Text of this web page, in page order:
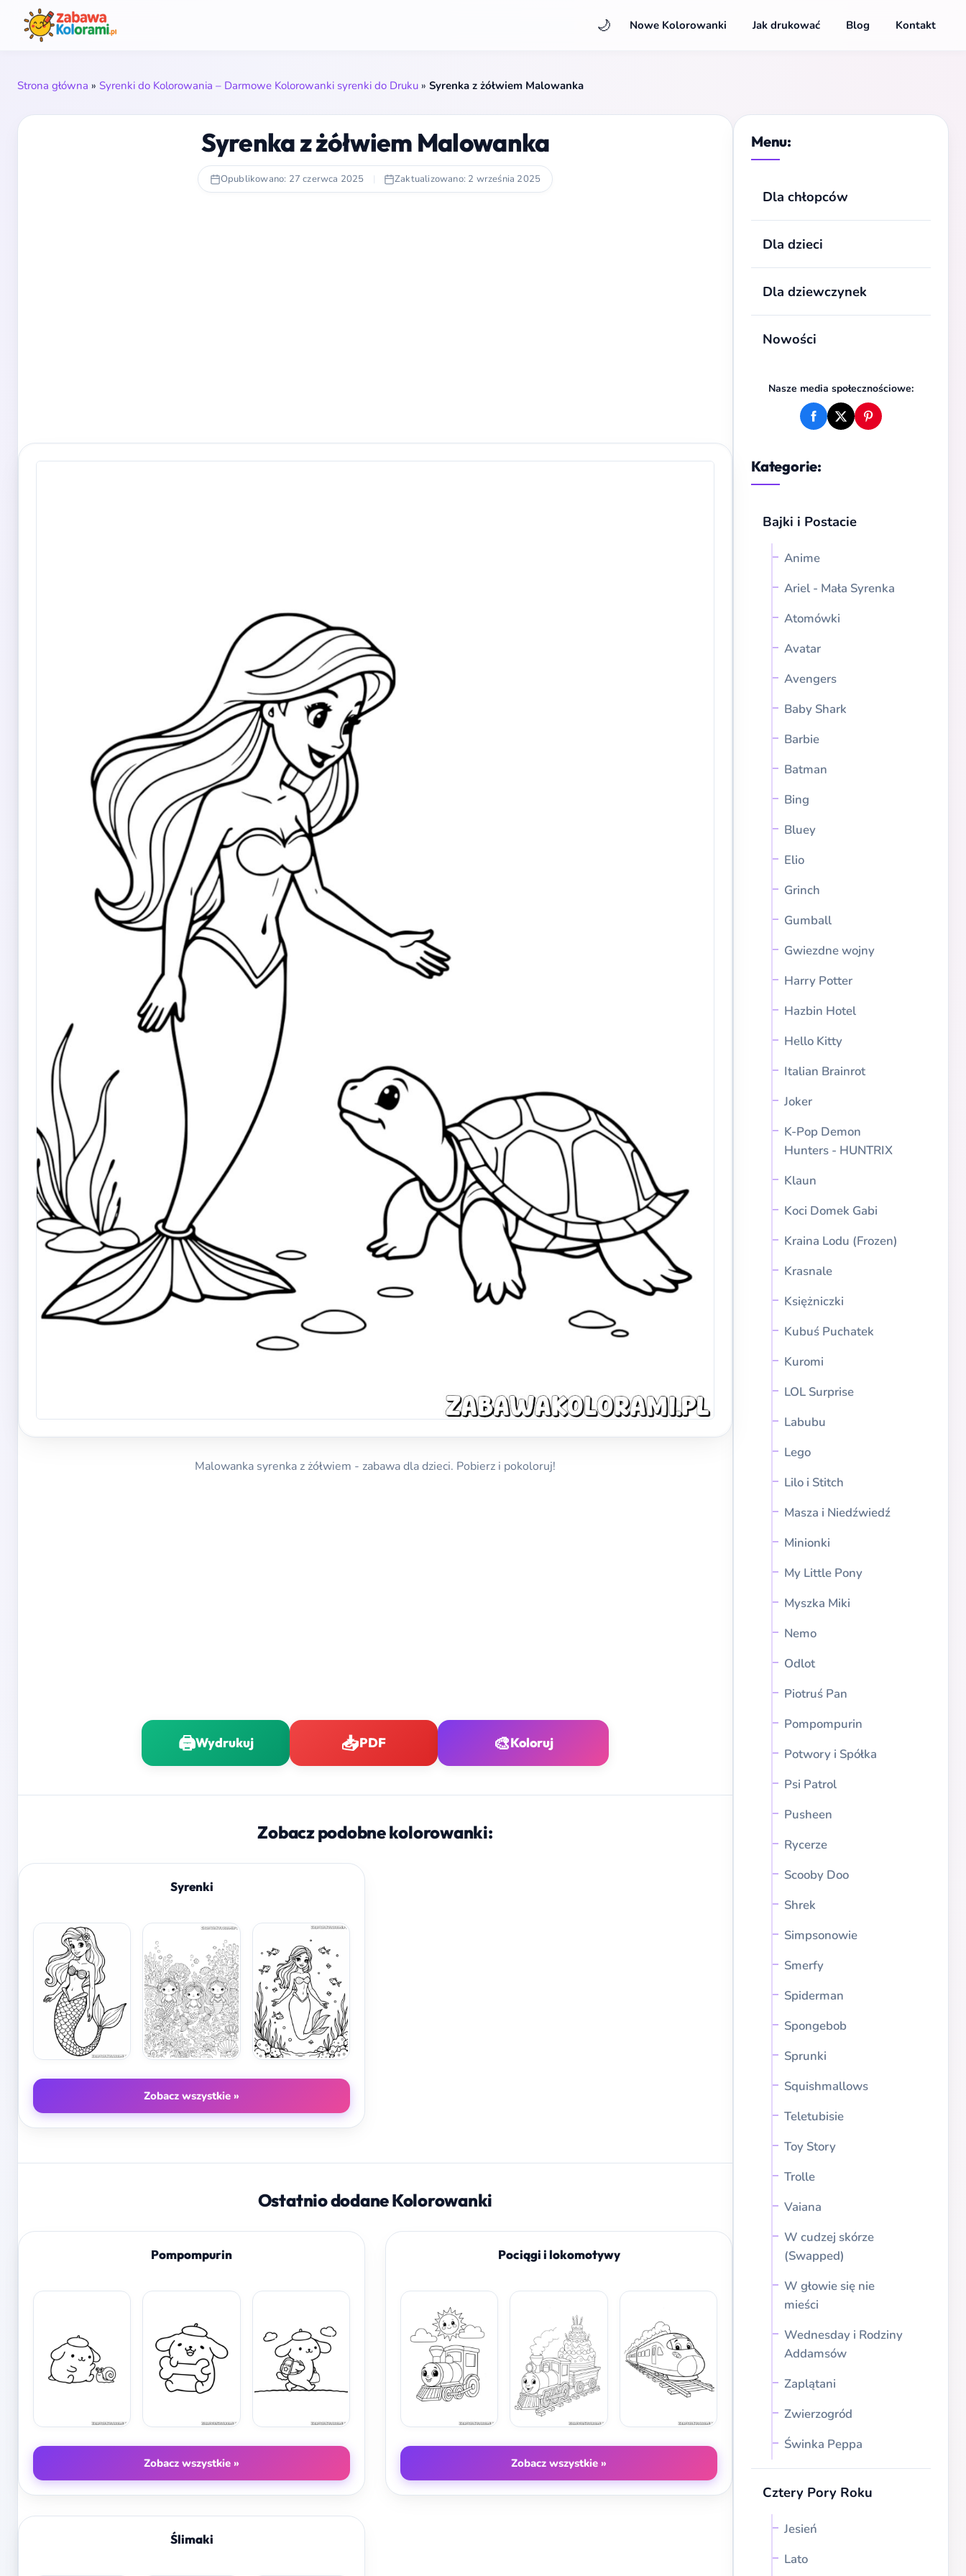
🌙 Nowe Kolorowanki Jak drukować Blog Kontakt
Strona główna » Syrenki do Kolorowania – Darmowe Kolorowanki syrenki do Druku » Syrenka z żółwiem Malowanka
Menu:
Dla chłopców
Dla dzieci
Dla dziewczynek
Nowości
Nasze media społecznościowe:
Kategorie:
Bajki i Postacie
Anime
Ariel - Mała Syrenka
Atomówki
Avatar
Avengers
Baby Shark
Barbie
Batman
Bing
Bluey
Elio
Grinch
Gumball
Gwiezdne wojny
Harry Potter
Hazbin Hotel
Hello Kitty
Italian Brainrot
Joker
K-Pop Demon
Hunters - HUNTRIX
Klaun
Koci Domek Gabi
Kraina Lodu (Frozen)
Krasnale
Księżniczki
Kubuś Puchatek
Kuromi
LOL Surprise
Labubu
Lego
Lilo i Stitch
Masza i Niedźwiedź
Minionki
My Little Pony
Myszka Miki
Nemo
Odlot
Piotruś Pan
Pompompurin
Potwory i Spółka
Psi Patrol
Pusheen
Rycerze
Scooby Doo
Shrek
Simpsonowie
Smerfy
Spiderman
Spongebob
Sprunki
Squishmallows
Teletubisie
Toy Story
Trolle
Vaiana
W cudzej skórze
(Swapped)
W głowie się nie
mieści
Wednesday i Rodziny
Addamsów
Zaplątani
Zwierzogród
Świnka Peppa
Cztery Pory Roku
Jesień
Lato
Syrenka z żółwiem Malowanka
Opublikowano: 27 czerwca 2025 | Zaktualizowano: 2 września 2025
Malowanka syrenka z żółwiem - zabawa dla dzieci. Pobierz i pokoloruj!
🖨️Wydrukuj 📥PDF 🎨Koloruj
Zobacz podobne kolorowanki:
Syrenki
Zobacz wszystkie »
Ostatnio dodane Kolorowanki
Pompompurin
Zobacz wszystkie »
Pociągi i lokomotywy
Zobacz wszystkie »
Ślimaki